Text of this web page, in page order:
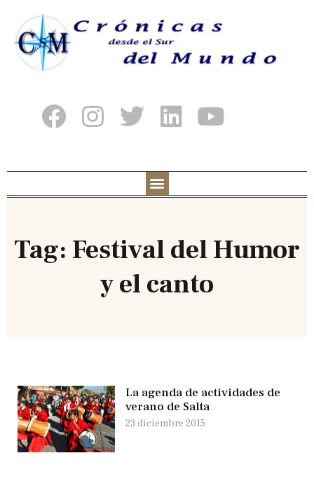
Tag: Festival del Humor
y el canto
La agenda de actividades de
verano de Salta
23 diciembre 2015